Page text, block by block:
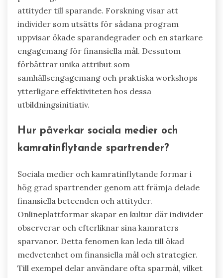
attityder till sparande. Forskning visar att
individer som utsätts för sådana program
uppvisar ökade sparandegrader och en starkare
engagemang för finansiella mål. Dessutom
förbättrar unika attribut som
samhällsengagemang och praktiska workshops
ytterligare effektiviteten hos dessa
utbildningsinitiativ.
Hur påverkar sociala medier och
kamratinflytande spartrender?
Sociala medier och kamratinflytande formar i
hög grad spartrender genom att främja delade
finansiella beteenden och attityder.
Onlineplattformar skapar en kultur där individer
observerar och efterliknar sina kamraters
sparvanor. Detta fenomen kan leda till ökad
medvetenhet om finansiella mål och strategier.
Till exempel delar användare ofta sparmål, vilket